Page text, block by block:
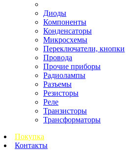
Диоды
Компоненты
Конденсаторы
Микросхемы
Переключатели, кнопки
Провода
Прочие приборы
Радиолампы
Разъемы
Резисторы
Реле
Транзисторы
Трансформаторы
Покупка
Контакты